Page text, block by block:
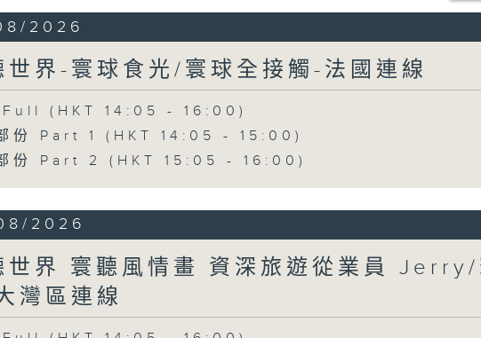
2026
世界-寰球食光/寰球全接觸-法國連線
Full (HKT 14:05 - 16:00)
份 Part 1 (HKT 14:05 - 15:00)
份 Part 2 (HKT 15:05 - 16:00)
2026
世界 寰聽風情畫 資深旅遊從業員 Jerry/
灣區連線